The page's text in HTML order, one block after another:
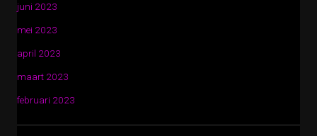
juni 2023
mei 2023
april 2023
maart 2023
februari 2023